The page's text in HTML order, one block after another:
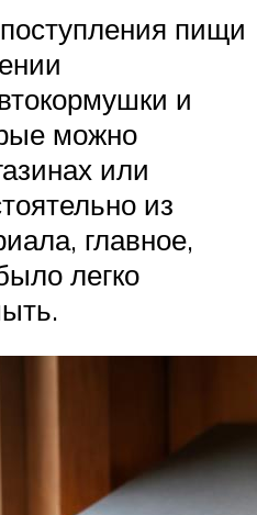
пищи
и
можно
или
из
главное,
легко